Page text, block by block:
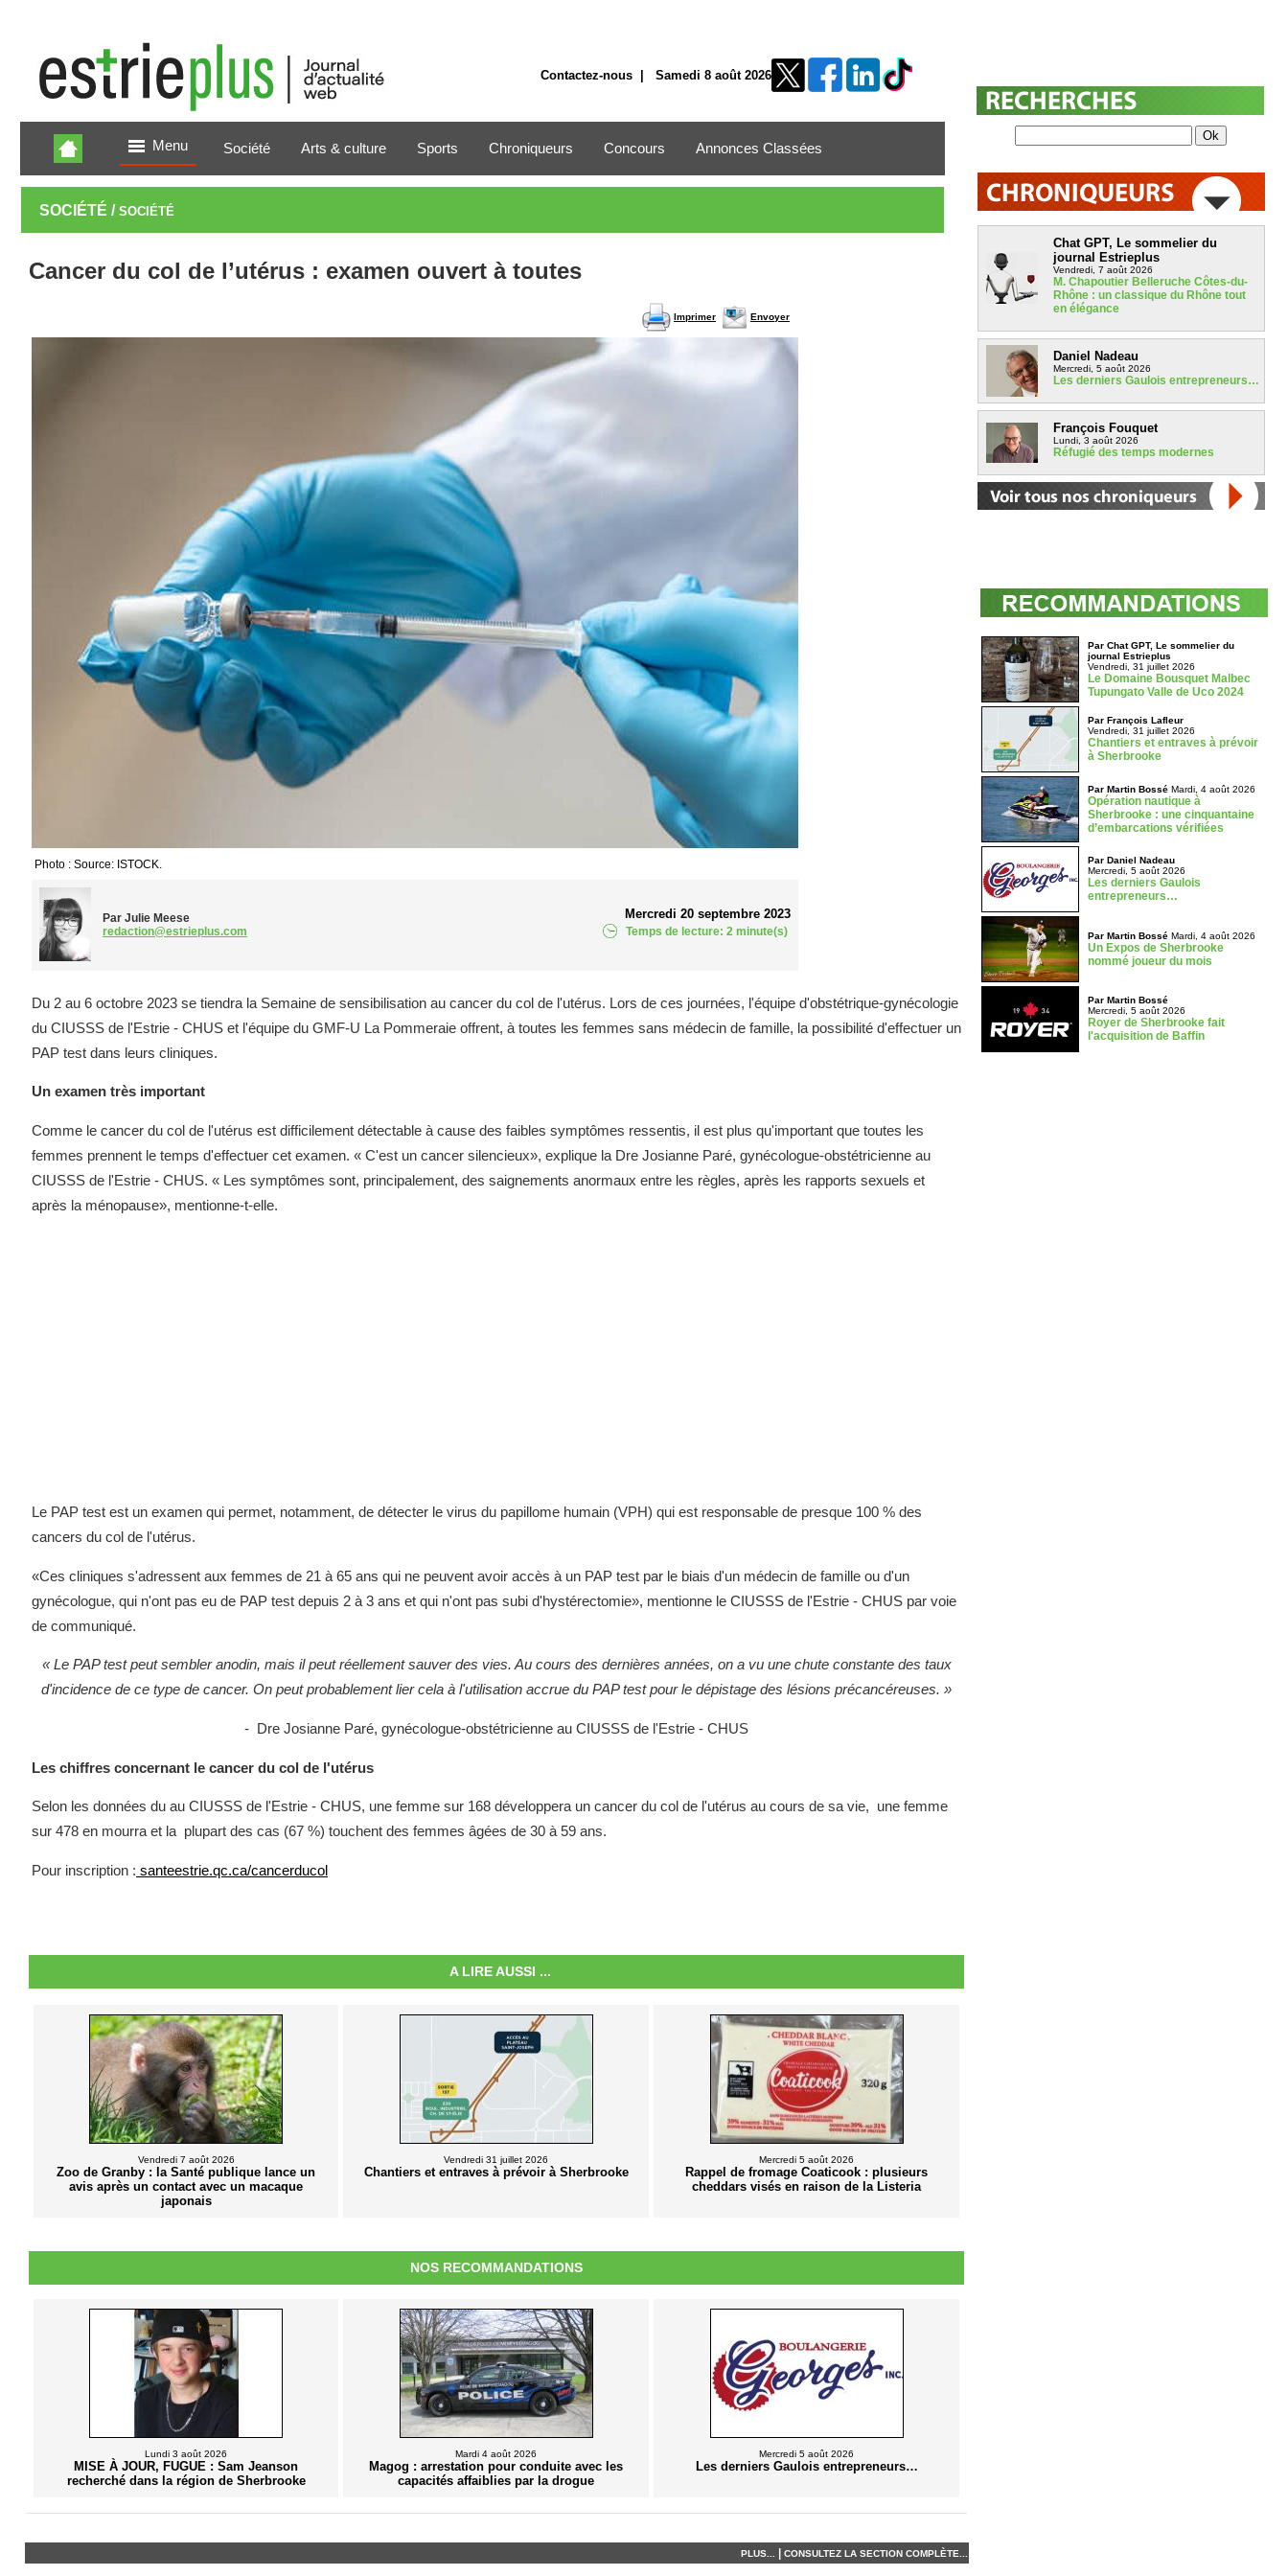
Contactez-nous | Samedi 8 août 2026
Menu Société Arts & culture Sports Chroniqueurs Concours Annonces Classées
SOCIÉTÉ / SOCIÉTÉ
Cancer du col de l’utérus : examen ouvert à toutes
Imprimer Envoyer
Photo : Source: ISTOCK.
Par Julie Meese
redaction@estrieplus.com
Mercredi 20 septembre 2023
Temps de lecture: 2 minute(s)
Du 2 au 6 octobre 2023 se tiendra la Semaine de sensibilisation au cancer du col de l'utérus. Lors de ces journées, l'équipe d'obstétrique-gynécologie
du CIUSSS de l'Estrie - CHUS et l'équipe du GMF-U La Pommeraie offrent, à toutes les femmes sans médecin de famille, la possibilité d'effectuer un
PAP test dans leurs cliniques.
Un examen très important
Comme le cancer du col de l'utérus est difficilement détectable à cause des faibles symptômes ressentis, il est plus qu'important que toutes les
femmes prennent le temps d'effectuer cet examen. « C'est un cancer silencieux», explique la Dre Josianne Paré, gynécologue-obstétricienne au
CIUSSS de l'Estrie - CHUS. « Les symptômes sont, principalement, des saignements anormaux entre les règles, après les rapports sexuels et
après la ménopause», mentionne-t-elle.
Le PAP test est un examen qui permet, notamment, de détecter le virus du papillome humain (VPH) qui est responsable de presque 100 % des
cancers du col de l'utérus.
«Ces cliniques s'adressent aux femmes de 21 à 65 ans qui ne peuvent avoir accès à un PAP test par le biais d'un médecin de famille ou d'un
gynécologue, qui n'ont pas eu de PAP test depuis 2 à 3 ans et qui n'ont pas subi d'hystérectomie», mentionne le CIUSSS de l'Estrie - CHUS par voie
de communiqué.
« Le PAP test peut sembler anodin, mais il peut réellement sauver des vies. Au cours des dernières années, on a vu une chute constante des taux
d'incidence de ce type de cancer. On peut probablement lier cela à l'utilisation accrue du PAP test pour le dépistage des lésions précancéreuses. »
- Dre Josianne Paré, gynécologue-obstétricienne au CIUSSS de l'Estrie - CHUS
Les chiffres concernant le cancer du col de l'utérus
Selon les données du au CIUSSS de l'Estrie - CHUS, une femme sur 168 développera un cancer du col de l'utérus au cours de sa vie, une femme
sur 478 en mourra et la plupart des cas (67 %) touchent des femmes âgées de 30 à 59 ans.
Pour inscription : santeestrie.qc.ca/cancerducol
A LIRE AUSSI ...
Vendredi 7 août 2026
Zoo de Granby : la Santé publique lance un
avis après un contact avec un macaque
japonais
Vendredi 31 juillet 2026
Chantiers et entraves à prévoir à Sherbrooke
Mercredi 5 août 2026
Rappel de fromage Coaticook : plusieurs
cheddars visés en raison de la Listeria
NOS RECOMMANDATIONS
Lundi 3 août 2026
MISE À JOUR, FUGUE : Sam Jeanson
recherché dans la région de Sherbrooke
Mardi 4 août 2026
Magog : arrestation pour conduite avec les
capacités affaiblies par la drogue
Mercredi 5 août 2026
Les derniers Gaulois entrepreneurs…
PLUS... CONSULTEZ LA SECTION COMPLÈTE...
Chat GPT, Le sommelier du
journal Estrieplus
Vendredi, 7 août 2026
M. Chapoutier Belleruche Côtes-du-
Rhône : un classique du Rhône tout
en élégance
Daniel Nadeau
Mercredi, 5 août 2026
Les derniers Gaulois entrepreneurs…
François Fouquet
Lundi, 3 août 2026
Réfugié des temps modernes
Par Chat GPT, Le sommelier du
journal Estrieplus
Vendredi, 31 juillet 2026
Le Domaine Bousquet Malbec
Tupungato Valle de Uco 2024
Par François Lafleur
Vendredi, 31 juillet 2026
Chantiers et entraves à prévoir
à Sherbrooke
Par Martin Bossé Mardi, 4 août 2026
Opération nautique à
Sherbrooke : une cinquantaine
d’embarcations vérifiées
Par Daniel Nadeau
Mercredi, 5 août 2026
Les derniers Gaulois
entrepreneurs…
Par Martin Bossé Mardi, 4 août 2026
Un Expos de Sherbrooke
nommé joueur du mois
Par Martin Bossé
Mercredi, 5 août 2026
Royer de Sherbrooke fait
l'acquisition de Baffin